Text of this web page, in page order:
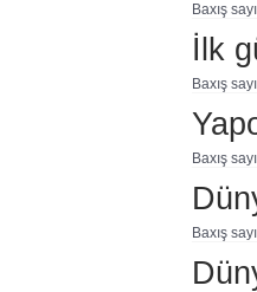
Baxış
İlk
Baxış
Baxış
Baxış